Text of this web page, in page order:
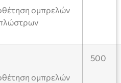
ομπρελών
ομπρελών
500